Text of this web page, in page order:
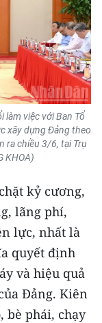
làm việc với Ban Tổ
xây dựng Đảng theo
ra chiều 3/6, tại Trụ
KHOA)
kỷ cương,
lãng phí,
lực, nhất là
quyết định
và hiệu quả
Đảng. Kiên
bè phái, chạy